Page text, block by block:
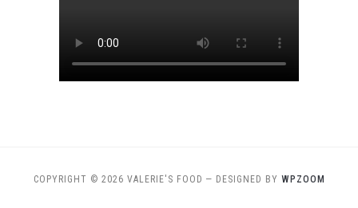
COPYRIGHT © 2026 VALERIE'S FOOD — DESIGNED BY WPZOOM